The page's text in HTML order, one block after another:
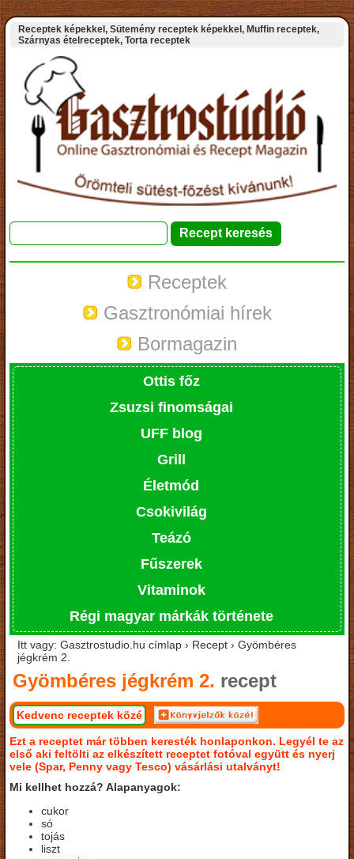
Receptek képekkel, Sütemény receptek képekkel, Muffin receptek,
Szárnyas ételreceptek, Torta receptek
Receptek
Gasztronómiai hírek
Bormagazin
Ottis főz
Zsuzsi finomságai
UFF blog
Grill
Életmód
Csokivilág
Teázó
Fűszerek
Vitaminok
Régi magyar márkák története
Itt vagy: Gasztrostudio.hu címlap › Recept › Gyömbéres
jégkrém 2.
Gyömbéres jégkrém 2. recept
Kedvenc receptek közé
Ezt a receptet már többen keresték honlaponkon. Legyél te az
első aki feltölti az elkészített receptet fotóval együtt és nyerj
vele (Spar, Penny vagy Tesco) vásárlási utalványt!
Mi kellhet hozzá? Alapanyagok:
cukor
só
tojás
liszt